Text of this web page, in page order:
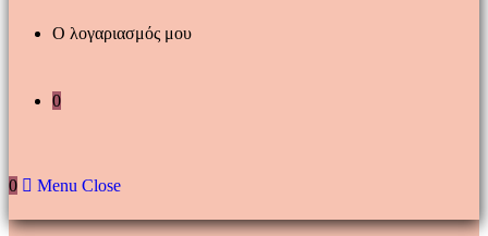
Ο λογαριασμός μου
0
0 Menu Close